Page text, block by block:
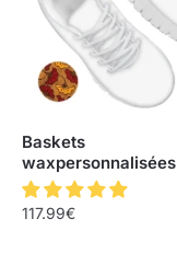
Baskets
waxpersonnalisées
117.99€